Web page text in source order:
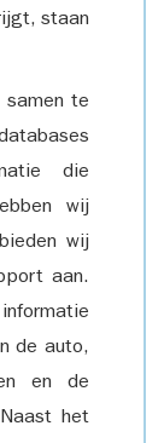
staan
te
die
wij
wij
aan.
de auto,
en de
het